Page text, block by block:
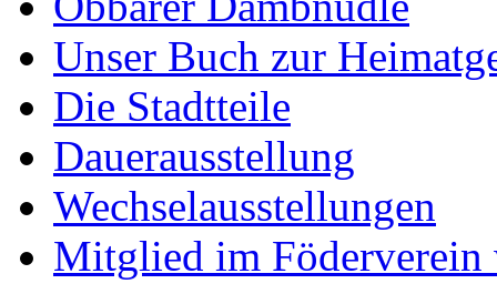
Unser Buch zur
Die Stadtteile
Dauerausstellung
Wechselausstellungen
Mitglied im Föderverein